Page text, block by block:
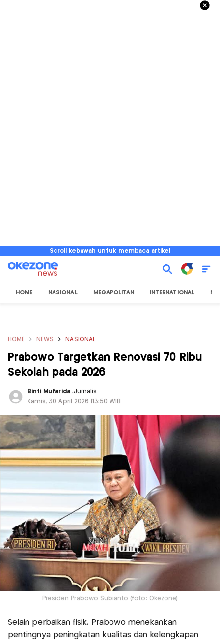
Scroll kebawah untuk membaca artikel
HOME NASIONAL MEGAPOLITAN INTERNATIONAL
HOME NEWS NASIONAL
Prabowo Targetkan Renovasi 70 Ribu
Sekolah pada 2026
Binti Mufarida ,Jurnalis
Kamis, 30 April 2026 |13:50 WIB
Presiden Prabowo Subianto (foto: Okezone)
Selain perbaikan fisik, Prabowo menekankan
pentingnya peningkatan kualitas dan kelengkapan